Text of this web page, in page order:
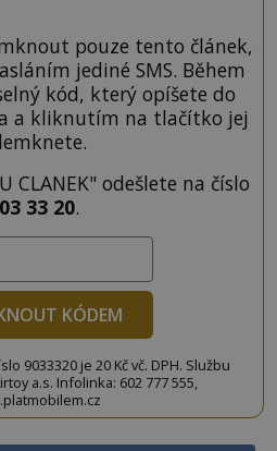
pouze tento článek,
jediné SMS. Během
kód, který opíšete do
a kliknutím na tlačítko jej
CLANEK" odešlete na číslo
33 20.
KÓDEM
9033320 je 20 Kč vč. DPH. Službu
a.s. Infolinka: 602 777 555,